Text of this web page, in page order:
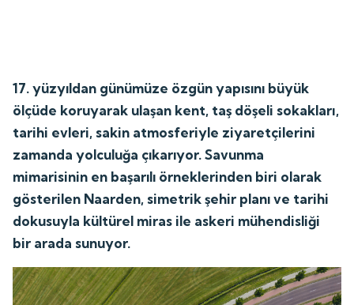
17. yüzyıldan günümüze özgün yapısını büyük
ölçüde koruyarak ulaşan kent, taş döşeli sokakları,
tarihi evleri, sakin atmosferiyle ziyaretçilerini
zamanda yolculuğa çıkarıyor. Savunma
mimarisinin en başarılı örneklerinden biri olarak
gösterilen Naarden, simetrik şehir planı ve tarihi
dokusuyla kültürel miras ile askeri mühendisliği
bir arada sunuyor.